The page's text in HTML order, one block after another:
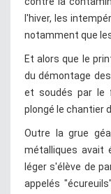
l'hiver, les
notamment que
Et alors que le
du démontage
et soudés par le
plongé le chantier
Outre la grue
métalliques avait
léger s'élève de
appelés